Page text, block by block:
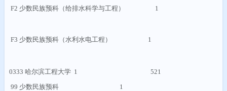
F2 少数民族预科（给排水科学与工程） 1
F3 少数民族预科（水利水电工程） 1
0333 哈尔滨工程大学 1 521
99 少数民族预科 1